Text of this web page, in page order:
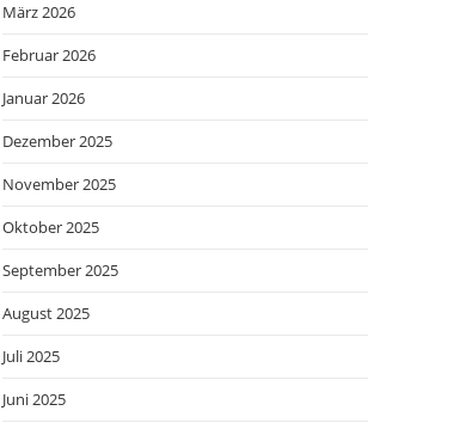
März 2026
Februar 2026
Januar 2026
Dezember 2025
November 2025
Oktober 2025
September 2025
August 2025
Juli 2025
Juni 2025